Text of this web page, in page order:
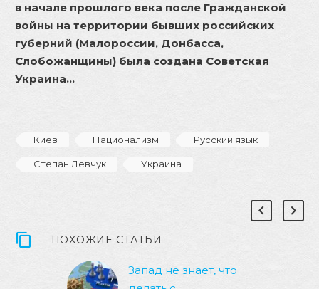
в начале прошлого века после Гражданской
войны на территории бывших российских
губерний (Малороссии, Донбасса,
Слобожанщины) была создана Советская
Украина…
Киев Национализм Русский язык
Степан Левчук Украина
ПОХОЖИЕ СТАТЬИ
Запад не знает, что